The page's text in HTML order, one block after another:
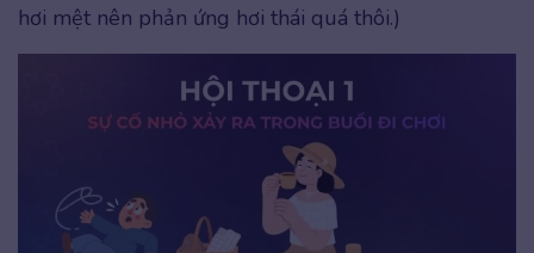
hơi mệt nên phản ứng hơi thái quá thôi.)